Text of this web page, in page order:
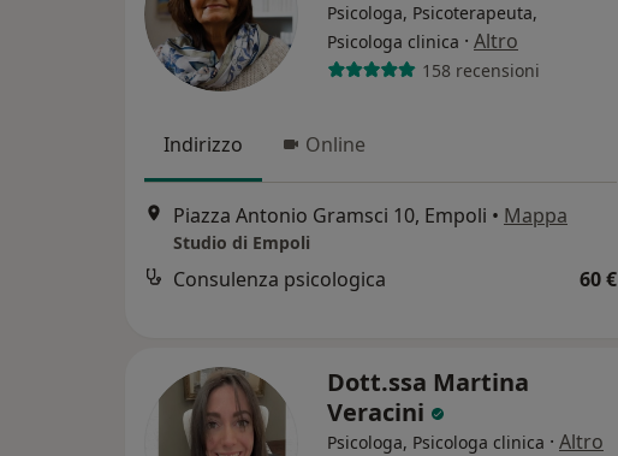
Psicologa, Psicoterapeuta,
Psicologa clinica · Altro
158 recensioni
Indirizzo Online
Piazza Antonio Gramsci 10, Empoli • Mappa
Studio di Empoli
Consulenza psicologica 60 €
Dott.ssa Martina
Veracini
Psicologa, Psicologa clinica · Altro